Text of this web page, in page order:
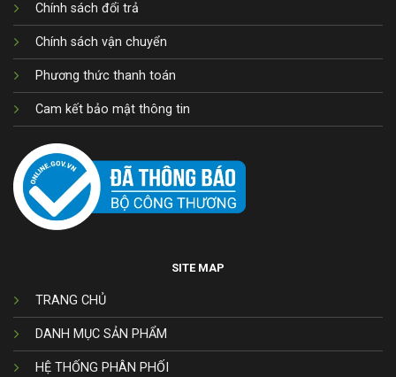
Chính sách đổi trả
Chính sách vận chuyển
Phương thức thanh toán
Cam kết bảo mật thông tin
SITE MAP
TRANG CHỦ
DANH MỤC SẢN PHẨM
HỆ THỐNG PHÂN PHỐI